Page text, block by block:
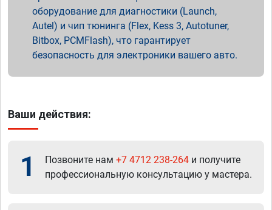
оборудование для диагностики (Launch,
Autel) и чип тюнинга (Flex, Kess 3, Autotuner,
Bitbox, PCMFlash), что гарантирует
безопасность для электроники вашего авто.
Ваши действия:
1 Позвоните нам +7 4712 238-264 и получите
профессиональную консультацию у мастера.